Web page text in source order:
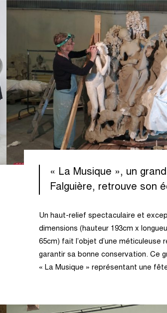
« La Musique », un
Falguière, retrouve son
Un haut-relief spectaculaire et
dimensions (hauteur 193cm x
65cm) fait l’objet d’une méticuleuse
garantir sa bonne conservation. Ce
« La Musique » représentant une